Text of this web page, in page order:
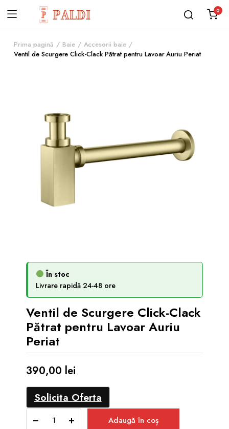
0
Prima pagină Baie
Accesorii baie
Ventil de Scurgere Click-Clack Pătrat pentru Lavoar Auriu Periat
În stoc
Livrare rapidă 24-48 ore
Ventil de Scurgere Click-Clack
Pătrat pentru Lavoar Auriu
Periat
390,00 lei
Solicita Oferta
Adaugă în coș